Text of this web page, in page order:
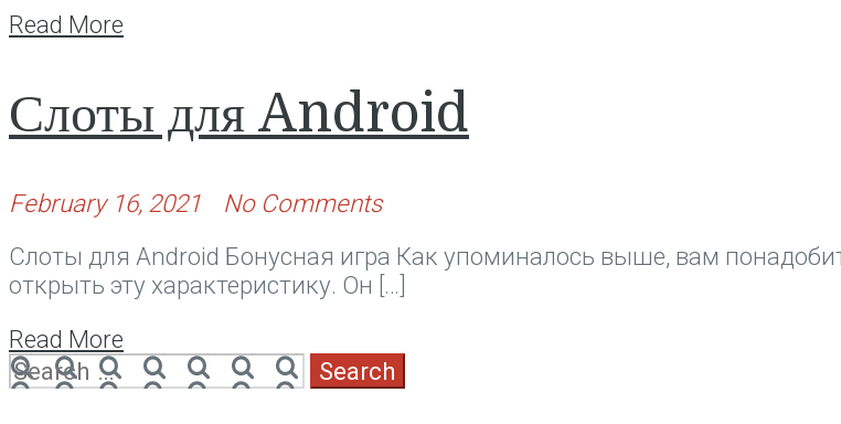
Read More
Слоты для Android
February 16, 2021 No Comments
Слоты для Android Бонусная игра Как упоминалось выше, вам
открыть эту характеристику. Он […]
Read More
Search
for: